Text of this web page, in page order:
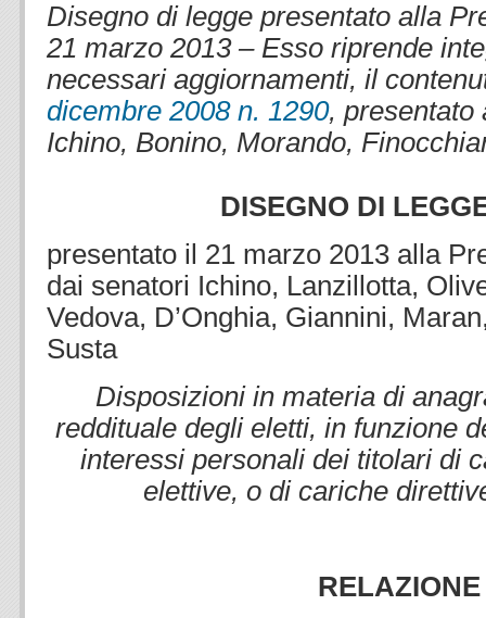
Disegno di legge presentato alla
21 marzo 2013 – Esso riprende
necessari aggiornamenti, il
dicembre 2008 n. 1290, presentato
Ichino, Bonino, Morando,
DISEGNO DI
presentato il 21 marzo 2013 alla
dai senatori Ichino, Lanzillotta,
Vedova, D’Onghia, Giannini,
Susta
Disposizioni in materia di
reddituale degli eletti, in funzione
interessi personali dei titolari di
elettive, o di cariche
RELAZIONE